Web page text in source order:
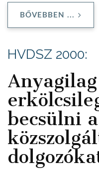
BŐVEBBEN ...
HVDSZ 2000:
becsülni a